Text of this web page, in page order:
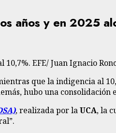
años y en 2025
que la indigencia al
hubo una consolidación
, realizada por laUCA, la